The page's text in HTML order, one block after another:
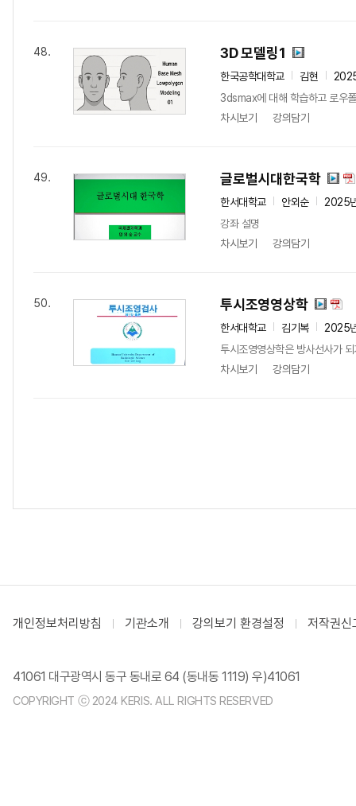
48. 3D 모델링1
한국공학대학교 김현
3dsmax에 대해 학습하고 로우
차시보기
강의담기
49. 글로벌시대한국학
한서대학교 안외순
2025
강좌 설명
차시보기
강의담기
50. 투시조영영상학
한서대학교 김기복
2025
투시조영영상학은 방사선사가
차시보기
강의담기
개인정보처리방침 기관소개 강의보기 환경설정 저작권신
41061 대구광역시 동구 동내로 64 (동내동 1119) 우)41061
COPYRIGHT ⓒ 2024 KERIS. ALL RIGHTS RESERVED